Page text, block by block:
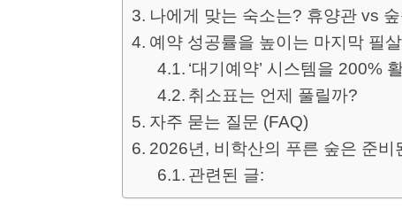
나에게 맞는 숙소는? 휴양관 vs
예약 성공률을 높이는 마지막 필살
‘대기예약’ 시스템을 200%
취소표는 언제 풀릴까?
자주 묻는 질문 (FAQ)
2026년, 비학산의 푸른 숲은 준비
관련된 글: